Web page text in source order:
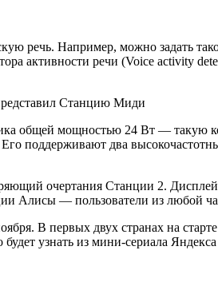
речь. Например, можно задать
активности речи (Voice activity
общей мощностью 24 Вт — такую
поддерживают два
очертания Станции 2.
Алисы — пользователи из любой
В первых двух странах на
узнать из мини-сериала